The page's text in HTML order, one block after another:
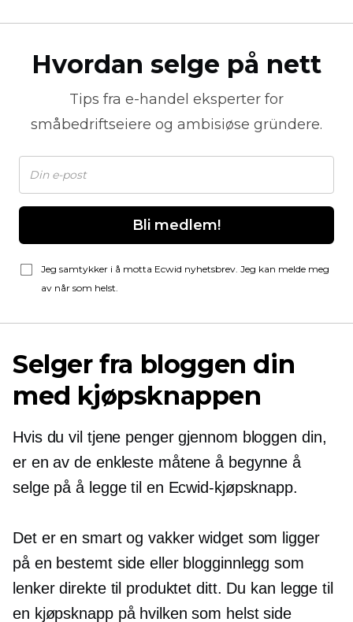
Hvordan selge på nett
Tips fra e-handel eksperter for
småbedriftseiere og ambisiøse gründere.
Bli medlem!
Jeg samtykker i å motta Ecwid nyhetsbrev. Jeg kan melde meg
av når som helst.
Selger fra bloggen din
med kjøpsknappen
Hvis du vil tjene penger gjennom bloggen din,
er en av de enkleste måtene å begynne å
selge på å legge til en Ecwid-kjøpsknapp.
Det er en smart og vakker widget som ligger
på en bestemt side eller blogginnlegg som
lenker direkte til produktet ditt. Du kan legge til
en kjøpsknapp på hvilken som helst side